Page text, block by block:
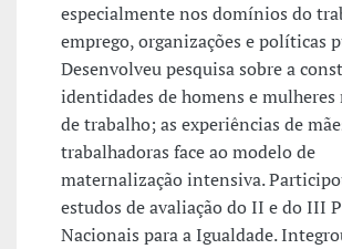
especialmente nos domínios do
emprego, organizações e políticas
Desenvolveu pesquisa sobre a
identidades de homens e mulheres
de trabalho; as experiências de
trabalhadoras face ao modelo de
maternalização intensiva.
estudos de avaliação do II e do III
Nacionais para a Igualdade.